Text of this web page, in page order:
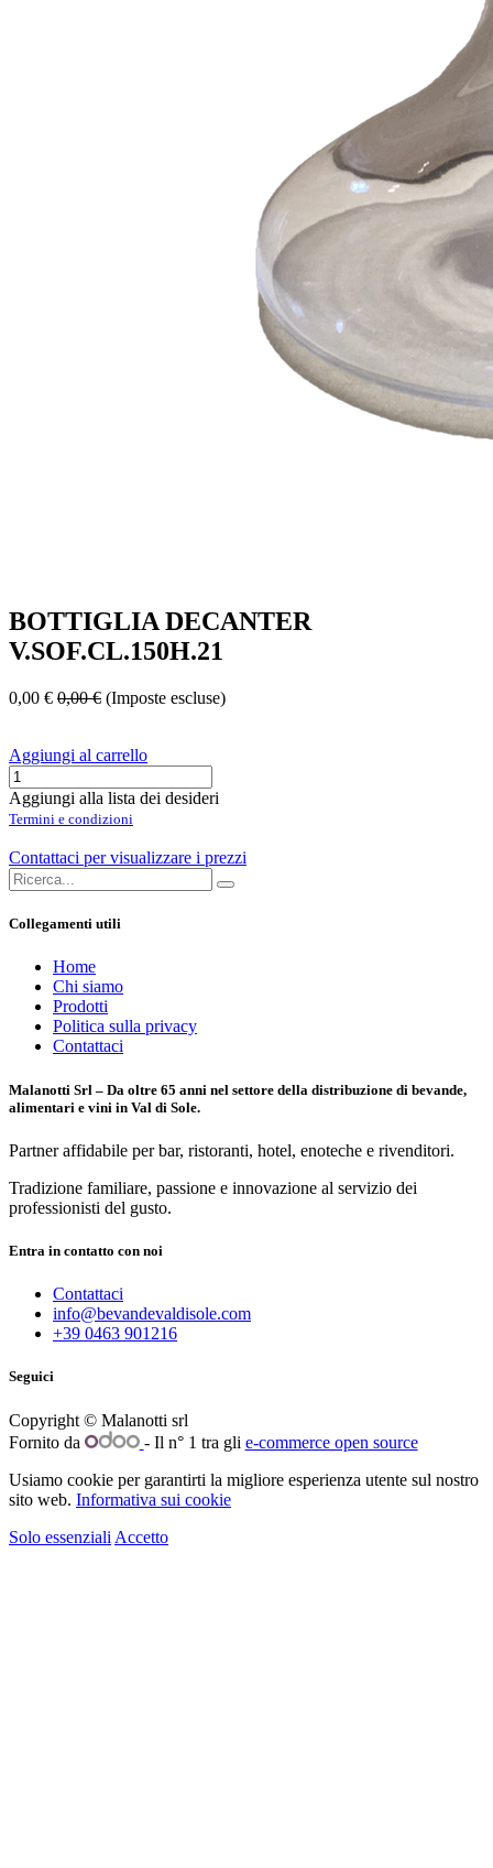
BOTTIGLIA DECANTER
V.SOF.CL.150H.21
0,00 € 0,00€ (Imposte escluse)
Aggiungi al carrello
Aggiungi alla lista dei desideri
Termini e condizioni
Contattaci per visualizzare i prezzi
Collegamenti utili
Home
Chi siamo
Prodotti
Politica sulla privacy
Contattaci
Malanotti Srl – Da oltre 65 anni nel settore della distribuzione di bevande,
alimentari e vini in Val di Sole.
Partner affidabile per bar, ristoranti, hotel, enoteche e rivenditori.
Tradizione familiare, passione e innovazione al servizio dei
professionisti del gusto.
Entra in contatto con noi
Contattaci
info@bevandevaldisole.com
+39 0463 901216
Seguici
Copyright © Malanotti srl
Fornito da
- Il n° 1 tra gli e-commerce open source
Usiamo cookie per garantirti la migliore esperienza utente sul nostro
sito web. Informativa sui cookie
Solo essenziali Accetto